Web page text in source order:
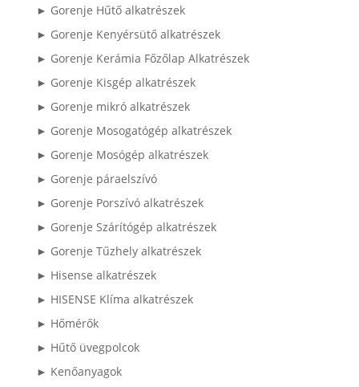
► Gorenje Hűtő alkatrészek
► Gorenje Kenyérsütő alkatrészek
► Gorenje Kerámia Főzőlap Alkatrészek
► Gorenje Kisgép alkatrészek
► Gorenje mikró alkatrészek
► Gorenje Mosogatógép alkatrészek
► Gorenje Mosógép alkatrészek
► Gorenje páraelszívó
► Gorenje Porszívó alkatrészek
► Gorenje Szárítógép alkatrészek
► Gorenje Tűzhely alkatrészek
► Hisense alkatrészek
► HISENSE Klíma alkatrészek
► Hőmérők
► Hűtő üvegpolcok
► Kenőanyagok